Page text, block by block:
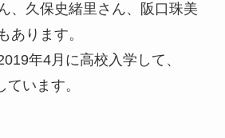
、久保史緒里さん、阪口珠美
あります。
年4月に高校入学して、
います。